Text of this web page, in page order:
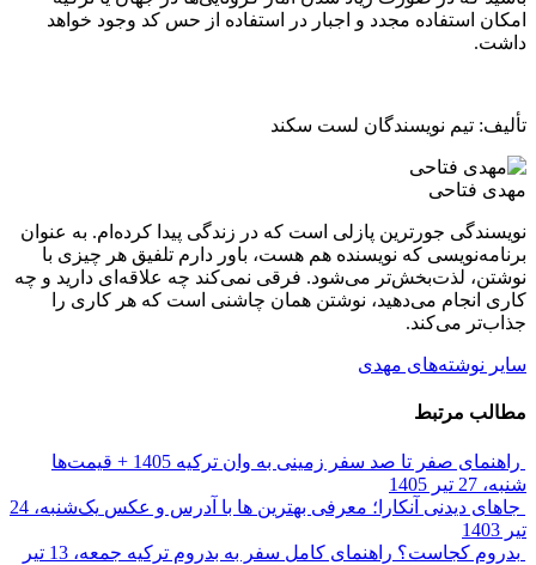
امکان استفاده مجدد و اجبار در استفاده از حس کد وجود خواهد
داشت.
تألیف: تیم نویسندگان لست سکند
مهدی فتاحی
نویسندگی جورترین پازلی است که در زندگی پیدا کرده‌ام. به عنوان
برنامه‌نویسی که نویسنده هم هست، باور دارم تلفیق هر چیزی با
نوشتن، لذت‌بخش‌تر می‌شود. فرقی نمی‌کند چه علاقه‌ای دارید و چه
کاری انجام می‌دهید، نوشتن همان چاشنی است که هر کاری را
جذاب‌تر می‌کند.
سایر نوشته‌های مهدی
مطالب مرتبط
راهنمای صفر تا صد سفر زمینی به وان ترکیه 1405 + قیمت‌ها
شنبه، 27 تیر 1405
جاهای دیدنی آنکارا؛ معرفی بهترین ها با آدرس و عکس
یک‌شنبه، 24
تیر 1403
بدروم کجاست؟ راهنمای کامل سفر به بدروم ترکیه
جمعه، 13 تیر